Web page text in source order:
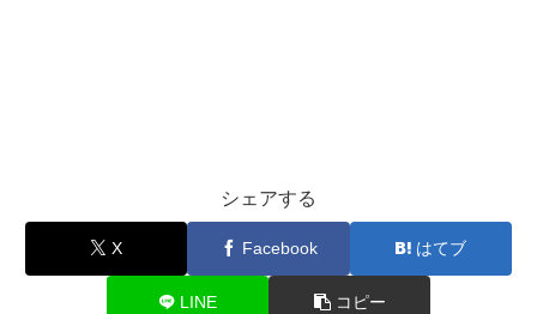
シェアする
X Facebook はてブ
LINE コピー